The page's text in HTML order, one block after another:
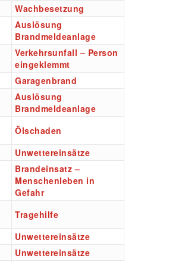
Wachbesetzung
Auslösung
Brandmeldeanlage
Verkehrsunfall – Person
eingeklemmt
Garagenbrand
Auslösung
Brandmeldeanlage
Ölschaden
Unwettereinsätze
Brandeinsatz –
Menschenleben in
Gefahr
Tragehilfe
Unwettereinsätze
Unwettereinsätze